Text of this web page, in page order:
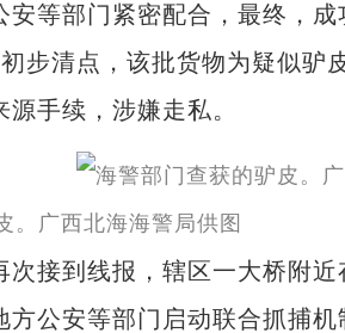
部门紧密配合，最终，成
步清点，该批货物为疑似驴
手续，涉嫌走私。
。广西北海海警局供图
到线报，辖区一大桥附近
方公安等部门启动联合抓捕